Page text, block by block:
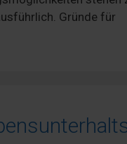
Gründe für